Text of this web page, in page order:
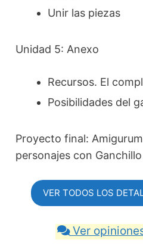
Unir las piezas
Unidad 5: Anexo
Recursos. El
Posibilidades del
Proyecto final:
personajes con Ganchillo
VER TODOS LOS
Ver